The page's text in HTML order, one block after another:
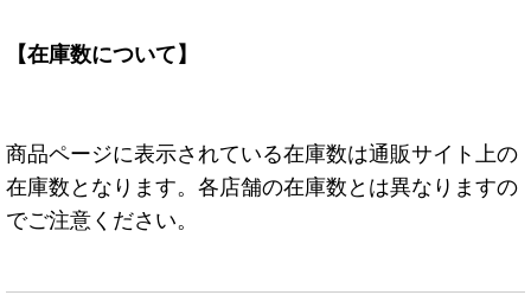
【在庫数について】
商品ページに表示されている在庫数は通販サイト上の
在庫数となります。各店舗の在庫数とは異なりますの
でご注意ください。